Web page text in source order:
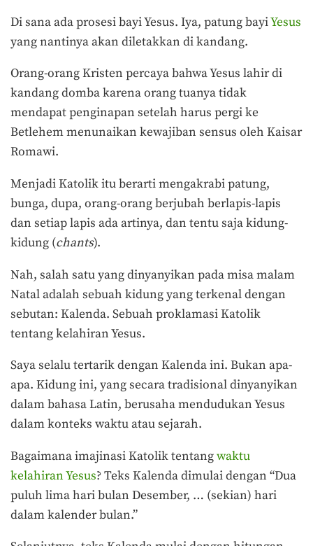
Di sana ada prosesi bayi Yesus. Iya, patung bayiYesus
yang nantinya akan diletakkan di kandang.
Orang-orang Kristen percaya bahwa Yesus lahir di
kandang domba karena orang tuanya tidak
mendapat penginapan setelah harus pergi ke
Betlehem menunaikan kewajiban sensus oleh Kaisar
Romawi.
Menjadi Katolik itu berarti mengakrabi patung,
bunga, dupa, orang-orang berjubah berlapis-lapis
dan setiap lapis ada artinya, dan tentu saja kidung-
kidung (chants).
Nah, salah satu yang dinyanyikan pada misa malam
Natal adalah sebuah kidung yang terkenal dengan
sebutan: Kalenda. Sebuah proklamasi Katolik
tentang kelahiran Yesus.
Saya selalu tertarik dengan Kalenda ini. Bukan apa-
apa. Kidung ini, yang secara tradisional dinyanyikan
dalam bahasa Latin, berusaha mendudukan Yesus
dalam konteks waktu atau sejarah.
Bagaimana imajinasi Katolik tentangwaktu
kelahiran Yesus? Teks Kalenda dimulai dengan “Dua
puluh lima hari bulan Desember, … (sekian) hari
dalam kalender bulan.”